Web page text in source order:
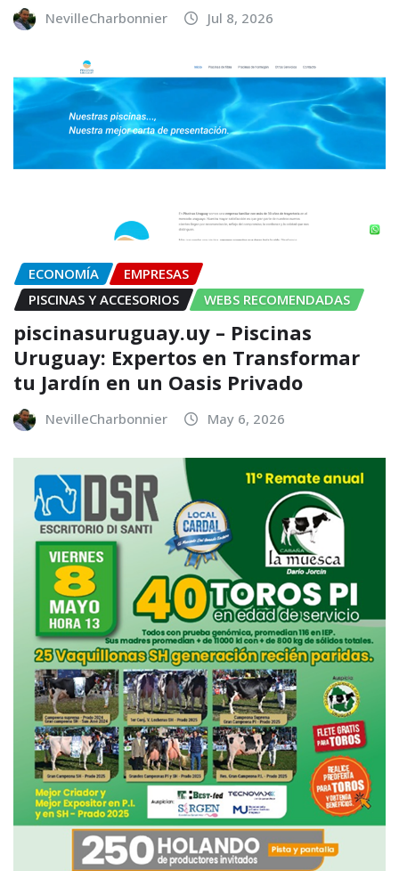
NevilleCharbonnier Jul 8, 2026
ECONOMÍA
EMPRESAS
PISCINAS Y ACCESORIOS
WEBS RECOMENDADAS
piscinasuruguay.uy – Piscinas
Uruguay: Expertos en Transformar
tu Jardín en un Oasis Privado
NevilleCharbonnier May 6, 2026